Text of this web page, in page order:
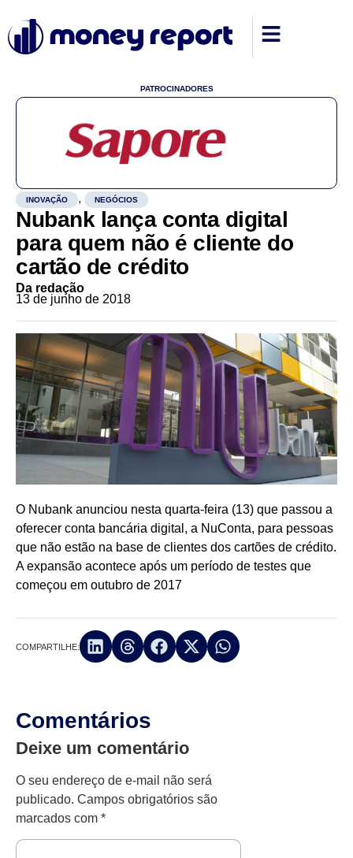
PATROCINADORES
INOVAÇÃO , NEGÓCIOS
Nubank lança conta digital
para quem não é cliente do
cartão de crédito
Da redação
13 de junho de 2018
O Nubank anunciou nesta quarta-feira (13) que passou a
oferecer conta bancária digital, a NuConta, para pessoas
que não estão na base de clientes dos cartões de crédito.
A expansão acontece após um período de testes que
começou em outubro de 2017
COMPARTILHE:
Comentários
Deixe um comentário
O seu endereço de e-mail não será
publicado. Campos obrigatórios são
marcados com *